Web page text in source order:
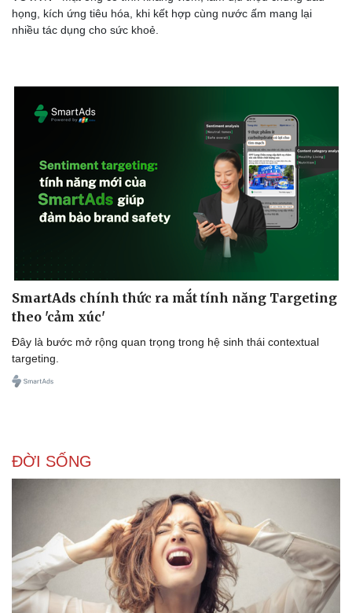
Doanh nghiệp 24h
Tin Công nghệ
Trải nghiệm
Chuyển đổi số
họng, kích ứng tiêu hóa, khi kết hợp cùng nước ấm mang lại
nhiều tác dụng cho sức khoẻ.
SmartAds chính thức ra mắt tính năng Targeting
theo 'cảm xúc'
Đây là bước mở rộng quan trọng trong hệ sinh thái contextual
targeting.
ĐỜI SỐNG